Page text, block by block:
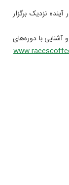
نزدیک برگزار
آشنایی با دوره‌های